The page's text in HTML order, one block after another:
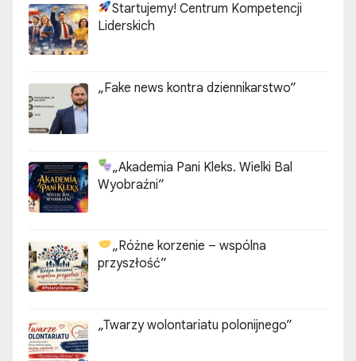
Startujemy! Centrum Kompetencji
Liderskich
„Fake news kontra dziennikarstwo”
„Akademia Pani Kleks. Wielki Bal
Wyobraźni”
„Różne korzenie – wspólna
przyszłość”
„Twarzy wolontariatu polonijnego”